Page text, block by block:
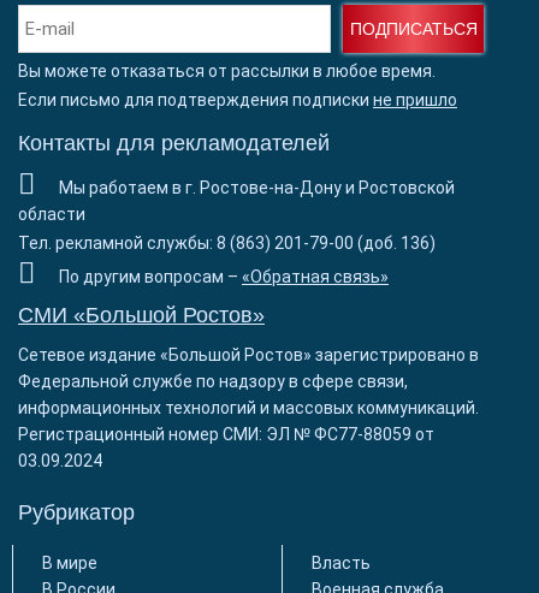
ПОДПИСАТЬСЯ
Вы можете отказаться от рассылки в любое время.
Если письмо для подтверждения подписки не пришло
Контакты для рекламодателей
Мы работаем в г. Ростове-на-Дону и Ростовской
области
Тел. рекламной службы: 8 (863) 201-79-00 (доб. 136)
По другим вопросам – «Обратная связь»
СМИ «Большой Ростов»
Сетевое издание «Большой Ростов» зарегистрировано в
Федеральной службе по надзору в сфере связи,
информационных технологий и массовых коммуникаций.
Регистрационный номер СМИ: ЭЛ № ФС77-88059 от
03.09.2024
Рубрикатор
В мире
Власть